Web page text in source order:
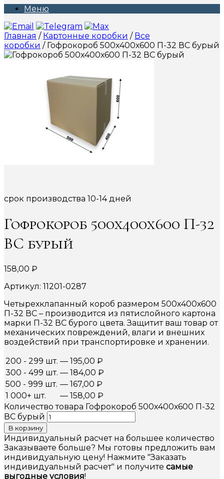
Меню
Главная / Картонные коробки / Все
коробки / Гофрокороб 500х400х600 П-32 ВС бурый
срок производства 10-14 дней
Гофрокороб 500х400х600 П-32
ВС бурый
158,00 ₽
Артикул: 11201-0287
Четырехклапанный короб размером 500х400х600
П-32 ВС – производится из пятислойного картона
марки П-32 ВС бурого цвета. Защитит ваш товар от
механических повреждений, влаги и внешних
воздействий при транспортировке и хранении.
200 - 299 шт. — 195,00 ₽
300 - 499 шт. — 184,00 ₽
500 - 999 шт. — 167,00 ₽
1 000+ шт.
— 158,00 ₽
Количество товара Гофрокороб 500х400х600 П-32
ВС бурый
В корзину
Индивидуальный расчет на большее количество
Заказываете больше? Мы готовы предложить вам
индивидуальную цену! Нажмите "Заказать
индивидуальный расчет" и получите самые
выгодные условия!